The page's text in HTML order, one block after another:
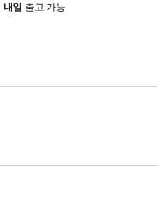
내일 출고 가능